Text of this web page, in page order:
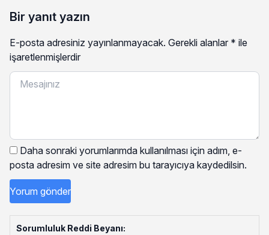
Bir yanıt yazın
E-posta adresiniz yayınlanmayacak. Gerekli alanlar * ile
işaretlenmişlerdir
Daha sonraki yorumlarımda kullanılması için adım, e-
posta adresim ve site adresim bu tarayıcıya kaydedilsin.
Sorumluluk Reddi Beyanı: